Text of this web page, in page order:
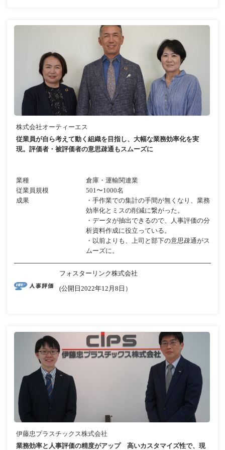
株式会社オーティーエス
従業員が自ら考えて動く組織を目指し、大幅な業務効率化を実
現。評価者・被評価者の意思疎通もスムーズに
業種
倉庫・運輸関連業
従業員規模
501〜1000名
成果
・手作業での集計の手間が無くなり、業務
効率化とミスの削減に繋がった。
・データが抽出できるので、人事評価の分
析資料作成に役立っている。
・以前よりも、上司と部下の意思疎通がス
ムーズに。
フォスターリンク株式会社
(公開日2022年12月8日）
伊藤忠プラスチックス株式会社
業務効率と人事評価の精度がアップ 高いカスタマイズ性で、現